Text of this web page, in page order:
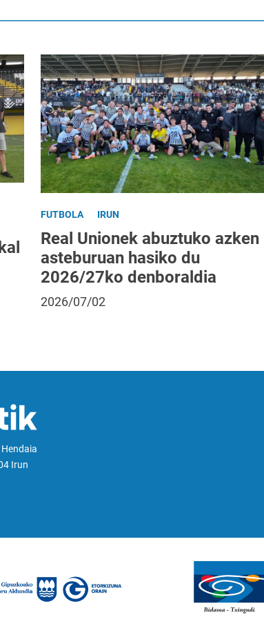
FUTBOLA IRUN
Real Unionek abuztuko azken
asteburuan hasiko du
2026/27ko denboraldia
2026/07/02
Irun